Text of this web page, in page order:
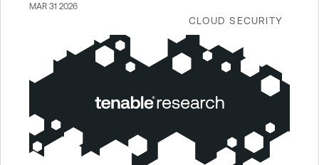
CLOUD SECURITY
MAR 31 2026